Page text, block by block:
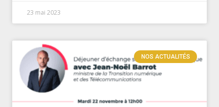
23 mai 2023
NOS ACTUALITÉS